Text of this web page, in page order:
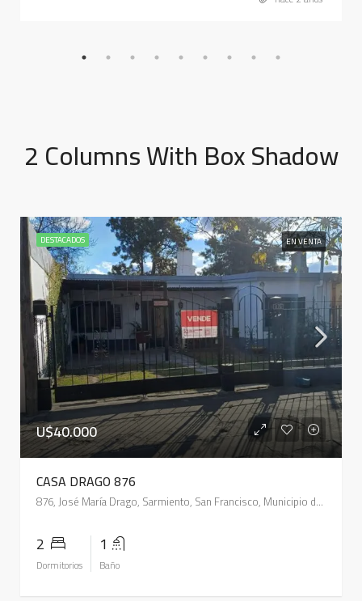
2 Columns With Box Shadow
DESTACADOS EN VENTA
U$40.000
CASA DRAGO 876
876, José María Drago, Sarmiento, San Francisco, Municipio de San Francisco, Pedanía Juárez Celman, Departamento San Justo, Córdoba, 2400, Argentina
2
Dormitorios
1
Baño